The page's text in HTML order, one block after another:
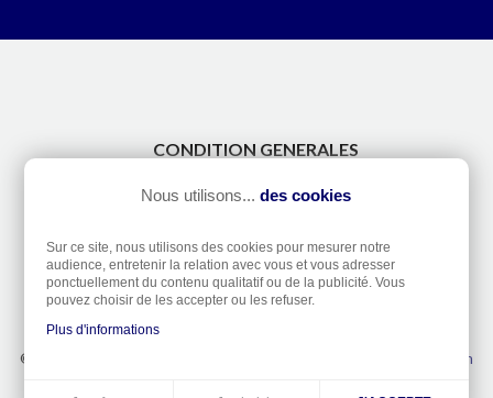
CONDITION GENERALES
A PROPOS
ETANCHÉITÉ DES MONTRES
RÉTRACTATION
Nous utilisons... des cookies
Sur ce site, nous utilisons des cookies pour mesurer notre
audience, entretenir la relation avec vous et vous adresser
ponctuellement du contenu qualitatif ou de la publicité. Vous
pouvez choisir de les accepter ou les refuser.
Plus d'informations
© Bijouterie Excalibur 2026 -
Dream